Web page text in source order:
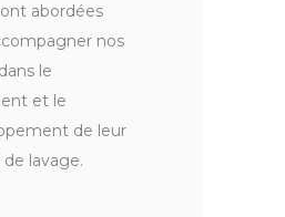
abordées
nos
le
et le
de leur
lavage.